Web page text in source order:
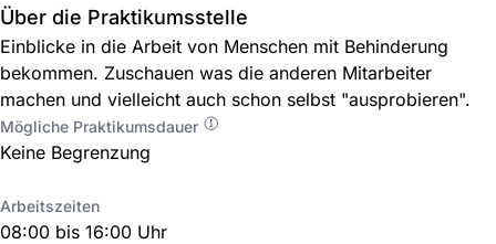
Über die Praktikumsstelle
Einblicke in die Arbeit von Menschen mit Behinderung
bekommen. Zuschauen was die anderen Mitarbeiter
machen und vielleicht auch schon selbst "ausprobieren".
Mögliche Praktikumsdauer
Keine Begrenzung
Arbeitszeiten
08:00 bis 16:00 Uhr